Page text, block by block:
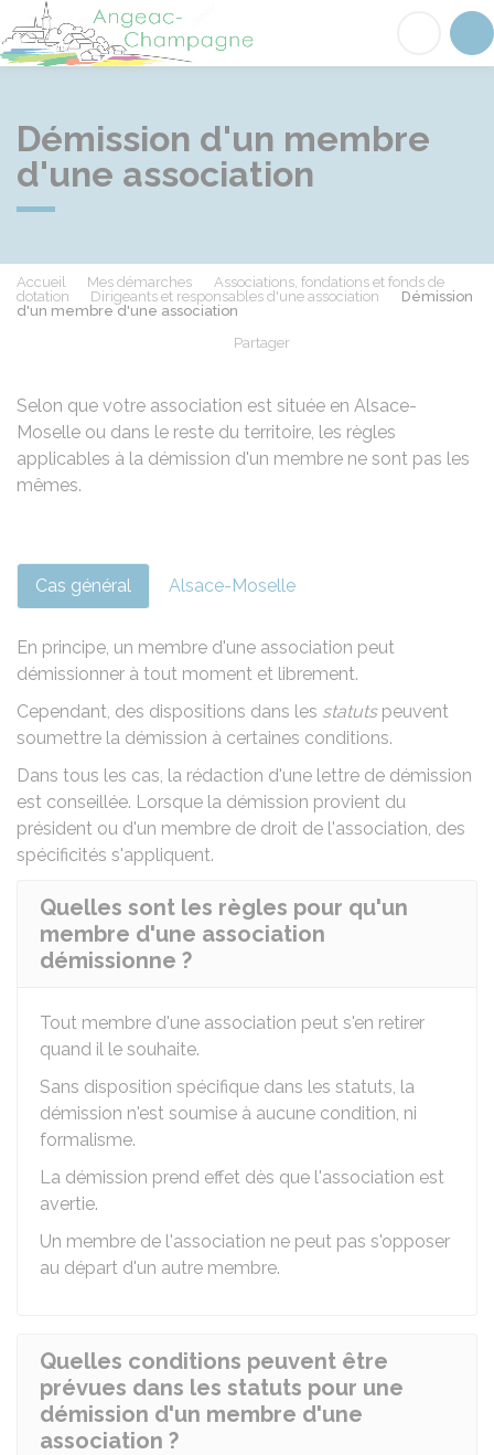
Angeac-Champagne
Démission d'un membre
d'une association
Accueil Mes démarches
Associations, fondations et fonds de
dotation
Dirigeants et responsables d'une association
Démission
d'un membre d'une association
Partager
Selon que votre association est située en Alsace-
Moselle ou dans le reste du territoire, les règles
applicables à la démission d'un membre ne sont pas les
mêmes.
Cas général Alsace-Moselle
En principe, un membre d'une association peut
démissionner à tout moment et librement.
Cependant, des dispositions dans les statutspeuvent
soumettre la démission à certaines conditions.
Dans tous les cas, la rédaction d'une lettre de démission
est conseillée. Lorsque la démission provient du
président ou d'un membre de droit de l'association, des
spécificités s'appliquent.
Quelles sont les règles pour qu'un
membre d'une association
démissionne ?
Tout membre d'une association peut s'en retirer
quand il le souhaite.
Sans disposition spécifique dans les statuts, la
démission n'est soumise à aucune condition, ni
formalisme.
La démission prend effet dès que l'association est
avertie.
Un membre de l'association ne peut pas s'opposer
au départ d'un autre membre.
Quelles conditions peuvent être
prévues dans les statuts pour une
démission d'un membre d'une
association ?